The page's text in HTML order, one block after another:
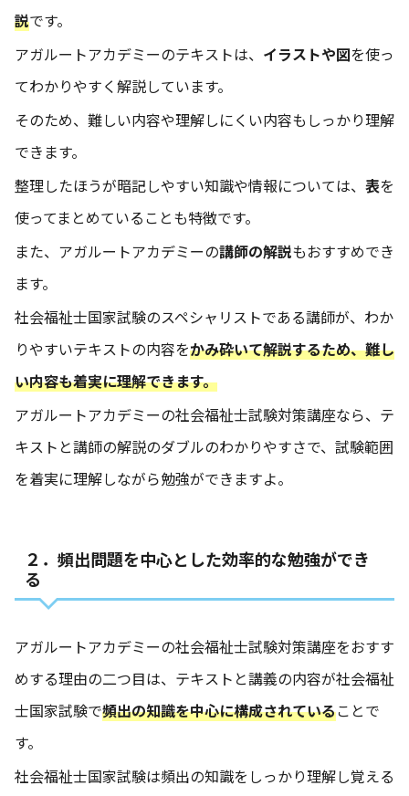
説です。
アガルートアカデミーのテキストは、 イラストや図を使っ
てわかりやすく解説しています。
そのため、難しい内容や理解しにくい内容もしっかり理解
できます。
整理したほうが暗記しやすい知識や情報については、 表を
使ってまとめていることも特徴です。
また、アガルートアカデミーの講師の解説もおすすめでき
ます。
社会福祉士国家試験のスペシャリストである講師が、わか
りやすいテキストの内容をかみ砕いて解説するため、難し
い内容も着実に理解できます。
アガルートアカデミーの社会福祉士試験対策講座なら、テ
キストと講師の解説のダブルのわかりやすさで、試験範囲
を着実に理解しながら勉強ができますよ。
２．頻出問題を中心とした効率的な勉強ができ
る
アガルートアカデミーの社会福祉士試験対策講座をおすす
めする理由の二つ目は、テキストと講義の内容が社会福祉
士国家試験で頻出の知識を中心に構成されていることで
す。
社会福祉士国家試験は頻出の知識をしっかり理解し覚える